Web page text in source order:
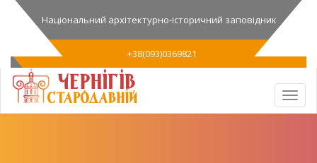
Національний архітектурно-історичний заповідник
+38(093)0369821